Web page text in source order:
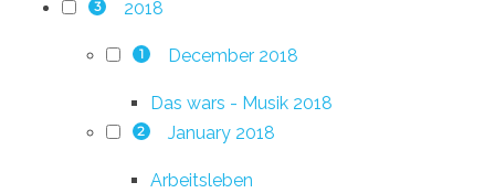
3 2018
1 December 2018
Das wars - Musik 2018
2 January 2018
Arbeitsleben